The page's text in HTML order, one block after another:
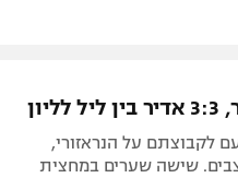
לקבוצתם על הנראזורי,
שישה שערים במחצית